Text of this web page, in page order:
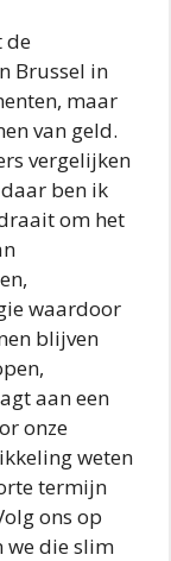
de
Brussel in
maar
van geld.
vergelijken
ben ik
om het
waardoor
blijven
aan een
onze
weten
termijn
ons op
we die slim